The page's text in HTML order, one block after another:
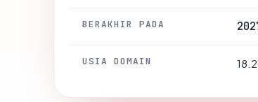
BERAKHIR PADA
USIA DOMAIN